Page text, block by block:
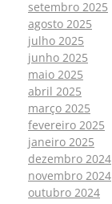
setembro 2025
agosto 2025
julho 2025
junho 2025
maio 2025
abril 2025
março 2025
fevereiro 2025
janeiro 2025
dezembro 2024
novembro 2024
outubro 2024